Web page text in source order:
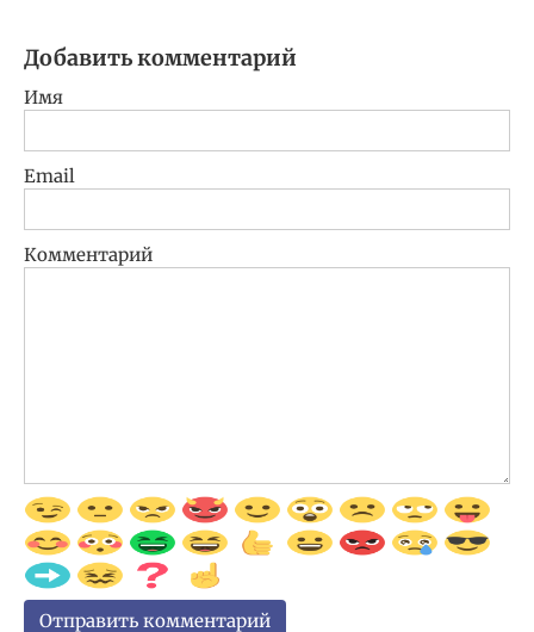
Добавить комментарий
Имя
Email
Комментарий